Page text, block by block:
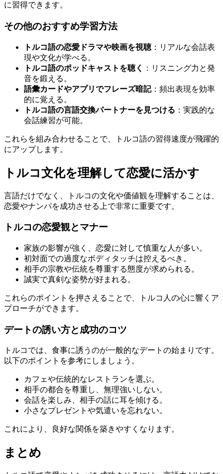
に習得できます。
その他のおすすめ学習方法
トルコ語の恋愛ドラマや映画を視聴：リアルな会話表
現や文化が学べる。
トルコ語のポッドキャストを聴く
：リスニング力と発
音を鍛える。
語彙カードやアプリでフレーズ暗記：頻出表現を効率
的に覚える。
トルコ語の言語交換パートナーを見つける ：実践的な
会話練習が可能。
これらを組み合わせることで、トルコ語の習得速度が飛躍的
にアップします。
トルコ文化を理解して恋愛に活かす
言語だけでなく、トルコの文化や価値観を理解することは、
恋愛やナンパを成功させる上で非常に重要です。
トルコの恋愛観とマナー
家族の影響が強く、恋愛に対して慎重な人が多い。
初対面での過度なボディタッチは控えるべき。
相手の宗教や伝統を尊重する態度が求められる。
誠実で真剣な姿勢が好まれる。
これらのポイントを押さえることで、トルコ人の心に響くア
プローチができます。
デートの誘い方と成功のコツ
トルコでは、食事に誘うのが一般的なデートの始まりです。
以下のポイントを参考にしましょう。
カフェや伝統的なレストランを選ぶ。
相手の都合を尊重し、無理強いしない。
会話を楽しみ、相手の話に耳を傾ける。
小さなプレゼントや気遣いを忘れない。
これにより、良好な関係を築きやすくなります。
まとめ